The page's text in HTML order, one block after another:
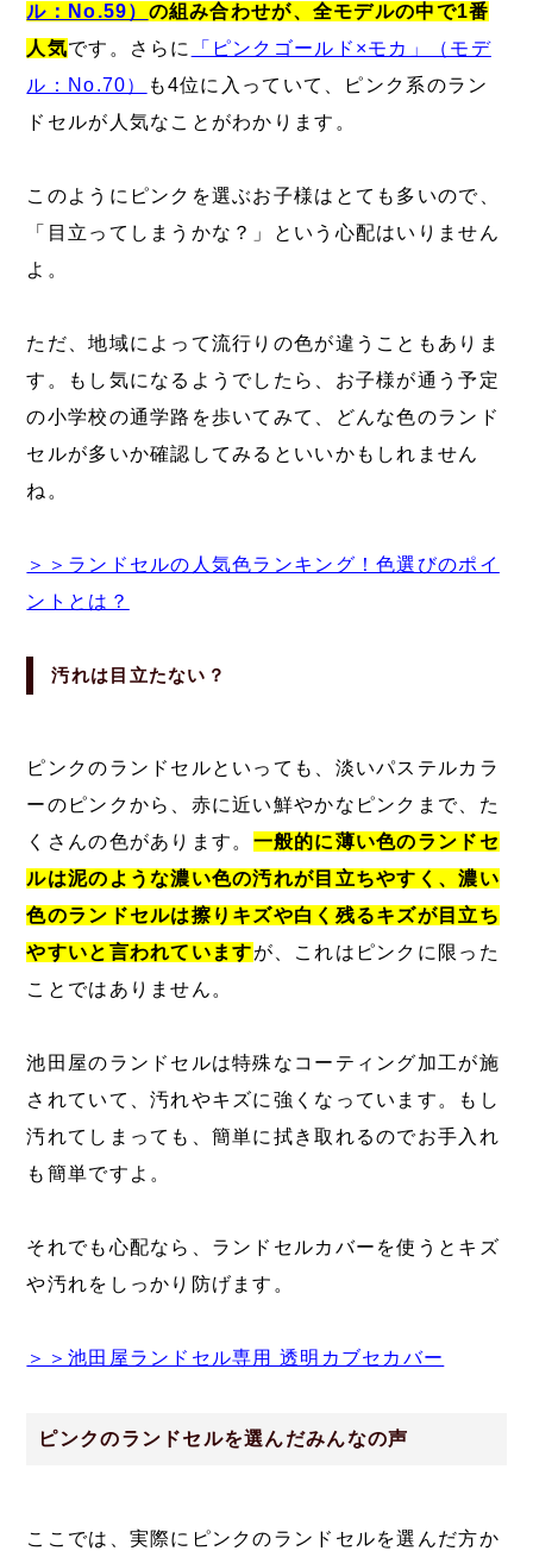
ル：No.59） の組み合わせが、全モデルの中で1番
人気です。さらに
「ピンクゴールド×モカ」（モデ
ル：No.70）
も4位に入っていて、ピンク系のラン
ドセルが人気なことがわかります。
このようにピンクを選ぶお子様はとても多いので、
「目立ってしまうかな？」という心配はいりません
よ。
ただ、地域によって流行りの色が違うこともありま
す。もし気になるようでしたら、お子様が通う予定
の小学校の通学路を歩いてみて、どんな色のランド
セルが多いか確認してみるといいかもしれません
ね。
＞＞ランドセルの人気色ランキング！色選びのポイ
ントとは？
汚れは目立たない？
ピンクのランドセルといっても、淡いパステルカラ
ーのピンクから、赤に近い鮮やかなピンクまで、た
くさんの色があります。 一般的に薄い色のランドセ
ルは泥のような濃い色の汚れが目立ちやすく、濃い
色のランドセルは擦りキズや白く残るキズが目立ち
やすいと言われていますが、これはピンクに限った
ことではありません。
池田屋のランドセルは特殊なコーティング加工が施
されていて、汚れやキズに強くなっています。もし
汚れてしまっても、簡単に拭き取れるのでお手入れ
も簡単ですよ。
それでも心配なら、ランドセルカバーを使うとキズ
や汚れをしっかり防げます。
＞＞池田屋ランドセル専用 透明カブセカバー
ピンクのランドセルを選んだみんなの声
ここでは、実際にピンクのランドセルを選んだ方か